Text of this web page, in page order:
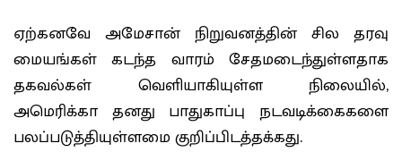
ஏற்கனவே அமேசான் நிறுவனத்தின் சில தரவு
மையங்கள் கடந்த வாரம் சேதமடைந்துள்ளதாக
தகவல்கள் வெளியாகியுள்ள நிலையில்,
அமெரிக்கா தனது பாதுகாப்பு நடவடிக்கைகளை
பலப்படுத்தியுள்ளமை குறிப்பிடத்தக்கது.